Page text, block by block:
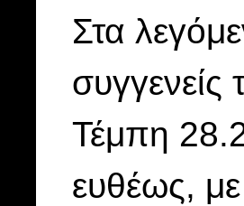
Στα
Τέμπη
ευθέως,